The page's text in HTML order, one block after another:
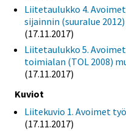
Liitetaulukko 4.
sijainnin (suuralue
(17.11.2017)
Liitetaulukko 5.
toimialan (TOL 2008)
(17.11.2017)
Kuviot
Liitekuvio 1. Avoimet
(17.11.2017)